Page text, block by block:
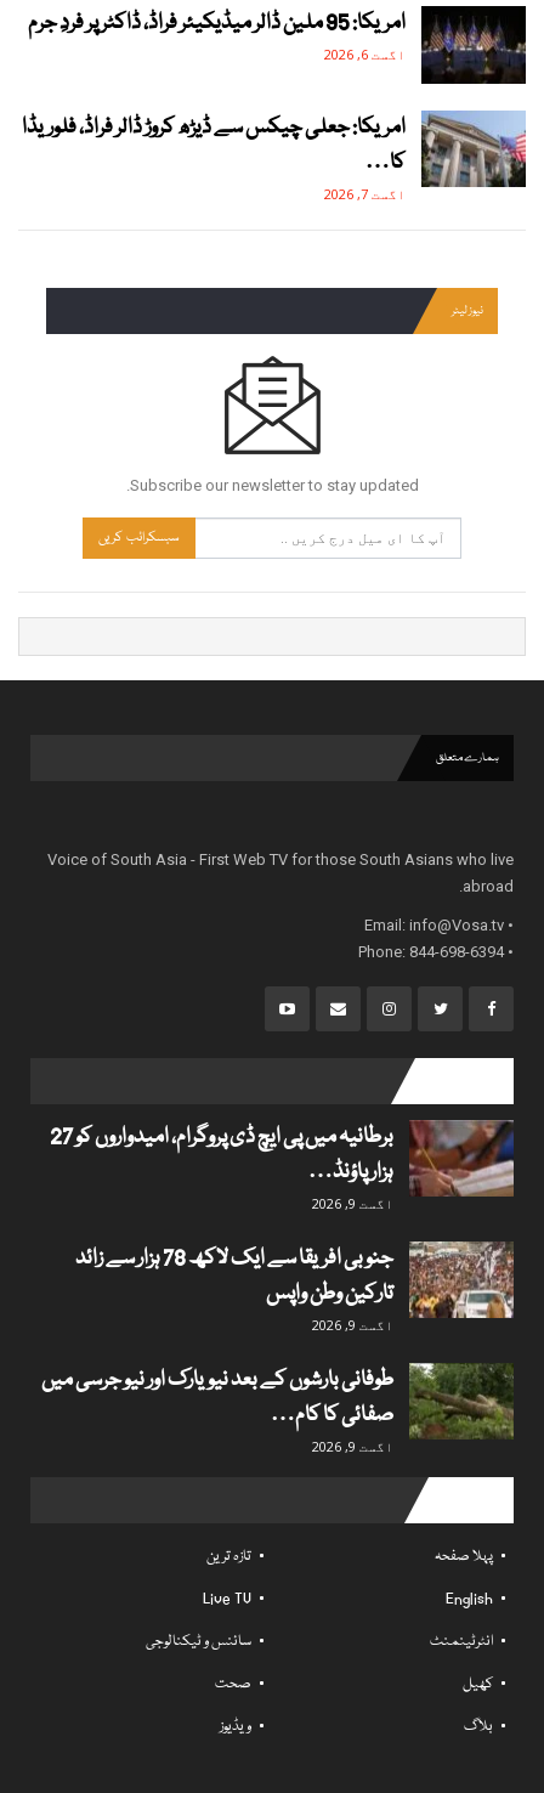
امریکا: 95 ملین ڈالر میڈیکیئر فراڈ، ڈاکٹر پر فردِ جرم
اگست 6, 2026
امریکا: جعلی چیکس سے ڈیڑھ کروڑ ڈالر فراڈ، فلوریڈا
کا…
اگست 7, 2026
نیوز لیٹر
Subscribe our newsletter to stay updated.
سبسکرائب کریں
ہمارے متعلق
Voice of South Asia - First Web TV for those South Asians who live
abroad.
• Email:
info@Vosa.tv
• Phone: 844-698-6394
برطانیہ میں پی ایچ ڈی پروگرام، امیدواروں کو 27
ہزار پاؤنڈ…
اگست 9, 2026
جنوبی افریقا سے ایک لاکھ 78 ہزار سے زائد
تارکین وطن واپس
اگست 9, 2026
طوفانی بارشوں کے بعد نیویارک اور نیو جرسی میں
صفائی کا کام…
اگست 9, 2026
پہلا صفحہ
تازہ ترین
English
Live TV
انٹرٹینمنٹ
سائنس و ٹیکنالوجی
کھیل
صحت
بلاگ
ویڈیوز